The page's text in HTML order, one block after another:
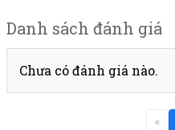
Danh sách đánh giá
Chưa có đánh giá nào.
«